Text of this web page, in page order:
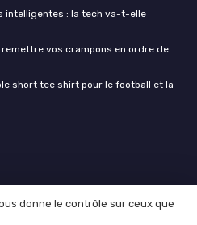
intelligentes : la tech va-t-elle
vos crampons en ordre de
short tee shirt pour le football et la
donne le contrôle sur ceux que